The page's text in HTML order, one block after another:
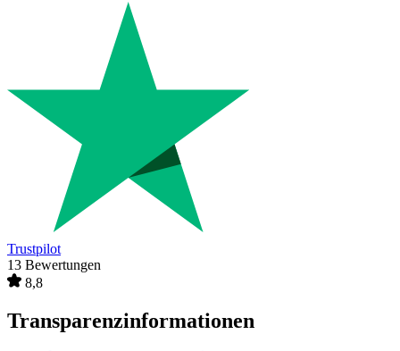
Trustpilot
13 Bewertungen
8,8
Transparenzinformationen